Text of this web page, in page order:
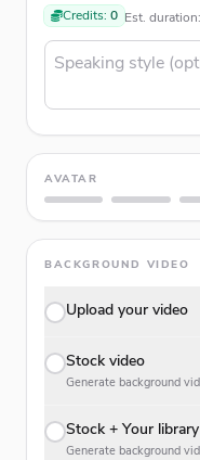
Credits: 0 Est. duration:
AVATAR
BACKGROUND VIDEO
Upload your video
Stock video
Generate background
Stock + Your library
Generate background